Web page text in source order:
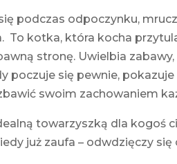
podczas odpoczynku,
To kotka, która kocha
stronę. Uwielbia
poczuje się pewnie,
swoim zachowaniem
towarzyszką dla kogoś
już zaufa – odwdzięczy